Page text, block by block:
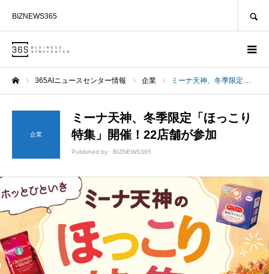
BIZNEWS365
365AIニュースセンター情報 企業 ミーナ天神、冬季限定「ほっこり特集」開催！22店舗が参加
企業
ミーナ天神、冬季限定「ほっこり
特集」開催！22店舗が参加
Published by : BIZNEWS365